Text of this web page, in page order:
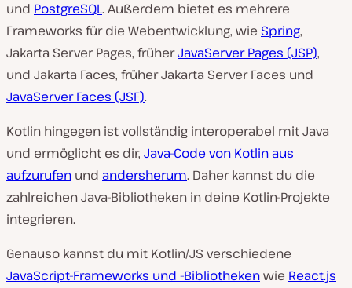
und PostgreSQL. Außerdem bietet es mehrere
Frameworks für die Webentwicklung, wie Spring,
Jakarta Server Pages, früherJavaServer Pages (JSP),
und Jakarta Faces, früher Jakarta Server Faces und
JavaServer Faces (JSF).
Kotlin hingegen ist vollständig interoperabel mit Java
und ermöglicht es dir, Java-Code von Kotlin aus
aufzurufen und andersherum. Daher kannst du die
zahlreichen Java-Bibliotheken in deine Kotlin-Projekte
integrieren.
Genauso kannst du mit Kotlin/JS verschiedene
JavaScript-Frameworks und -Bibliothekenwie React.js